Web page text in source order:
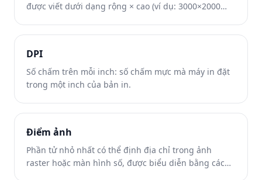
được viết dưới dạng rộng × cao (ví dụ: 3000×2000
DPI
Số chấm trên mỗi inch: số chấm mực mà máy in đặt
trong một inch của bản in.
Điểm ảnh
Phần tử nhỏ nhất có thể định địa chỉ trong ảnh
raster hoặc màn hình số, được biểu diễn bằng các